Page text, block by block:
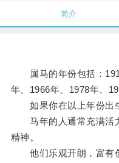
简介
属马的年份包括：
年、1966年、1978年、
如果你在以上年份出生
马年的人通常充满活
精神。
他们乐观开朗，富有创